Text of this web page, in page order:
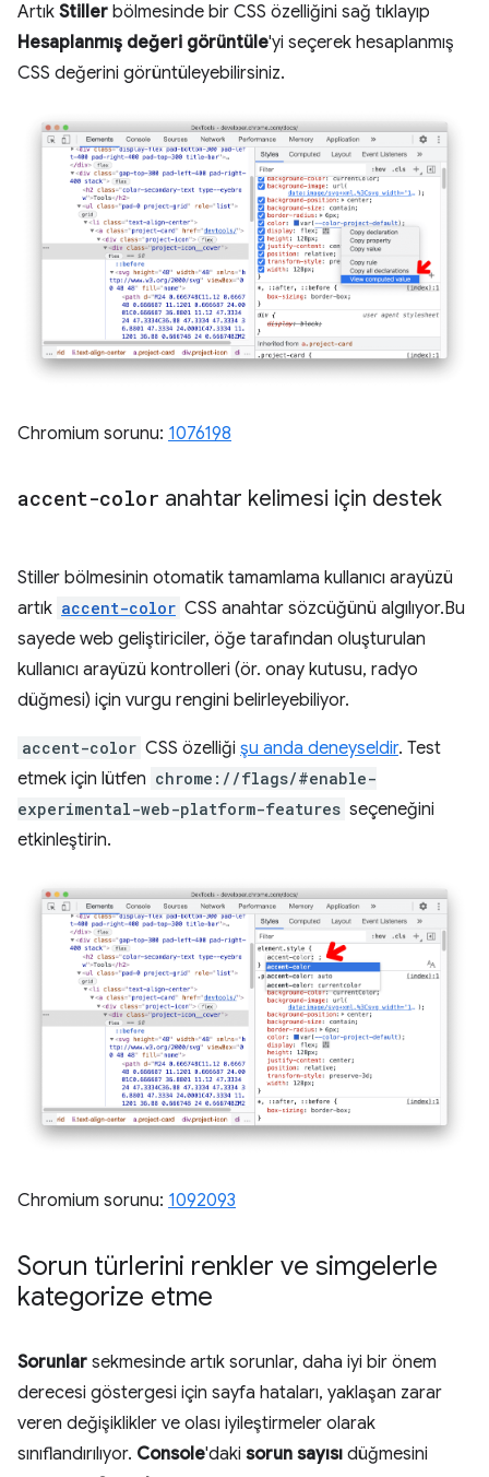
Artık Stiller bölmesinde bir CSS özelliğini sağ tıklayıp
Hesaplanmış değeri görüntüle'yi seçerek hesaplanmış
CSS değerini görüntüleyebilirsiniz.
Chromium sorunu: 1076198
accent-color anahtar kelimesi için destek
Stiller bölmesinin otomatik tamamlama kullanıcı arayüzü
artık accent-color CSS anahtar sözcüğünü algılıyor.Bu
sayede web geliştiriciler, öğe tarafından oluşturulan
kullanıcı arayüzü kontrolleri (ör. onay kutusu, radyo
düğmesi) için vurgu rengini belirleyebiliyor.
accent-color CSS özelliği şu anda deneyseldir. Test
etmek için lütfen chrome://flags/#enable-
experimental-web-platform-features seçeneğini
etkinleştirin.
Chromium sorunu: 1092093
Sorun türlerini renkler ve simgelerle
kategorize etme
Sorunlar sekmesinde artık sorunlar, daha iyi bir önem
derecesi göstergesi için sayfa hataları, yaklaşan zarar
veren değişiklikler ve olası iyileştirmeler olarak
sınıflandırılıyor. Console'daki sorun sayısı düğmesini